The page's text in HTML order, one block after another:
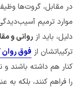
در مقابل، گروت‌ها
موارد ترمیم
دلیل، باید از روانی و
ترکیباتشان از فوق روان
کنار هم داشته باشند و
را فراهم کنند، بلکه به